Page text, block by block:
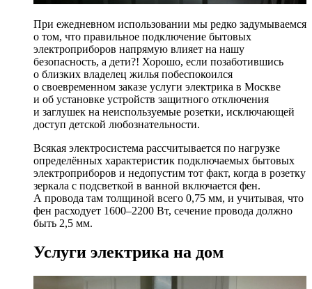
При ежедневном использовании мы редко задумываемся
о том, что правильное подключение бытовых
электроприборов напрямую влияет на нашу
безопасность, а дети?! Хорошо, если позаботившись
о близких владелец жилья побеспокоился
о своевременном заказе услуги электрика в Москве
и об установке устройств защитного отключения
и заглушек на неиспользуемые розетки, исключающей
доступ детской любознательности.
Всякая электросистема рассчитывается по нагрузке
определённых характеристик подключаемых бытовых
электроприборов и недопустим тот факт, когда в розетку
зеркала с подсветкой в ванной включается фен.
А провода там толщиной всего 0,75 мм, и учитывая, что
фен расходует 1600–2200 Вт, сечение провода должно
быть 2,5 мм.
Услуги электрика на дом